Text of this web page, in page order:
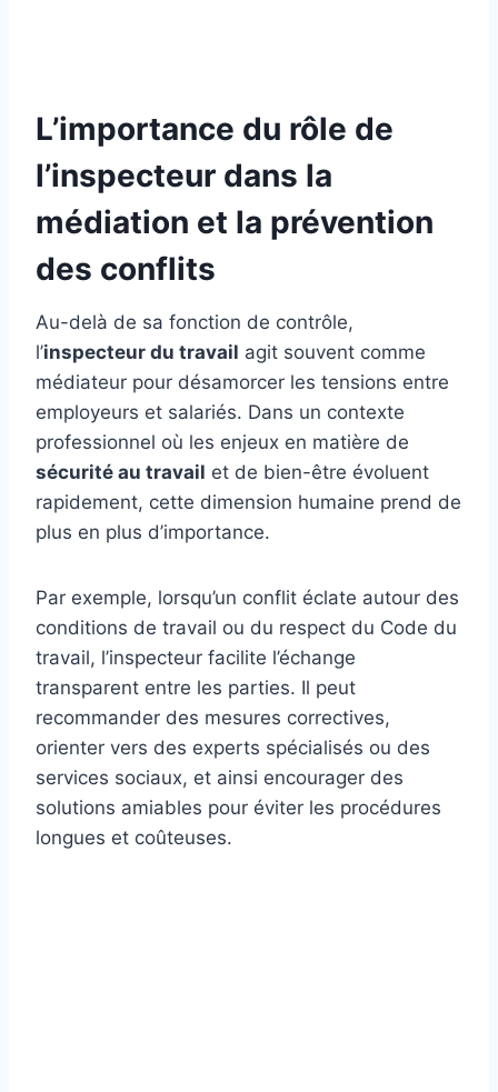
L’importance du rôle de
l’inspecteur dans la
médiation et la prévention
des conflits
Au-delà de sa fonction de contrôle,
l’inspecteur du travail agit souvent comme
médiateur pour désamorcer les tensions entre
employeurs et salariés. Dans un contexte
professionnel où les enjeux en matière de
sécurité au travail et de bien-être évoluent
rapidement, cette dimension humaine prend de
plus en plus d’importance.
Par exemple, lorsqu’un conflit éclate autour des
conditions de travail ou du respect du Code du
travail, l’inspecteur facilite l’échange
transparent entre les parties. Il peut
recommander des mesures correctives,
orienter vers des experts spécialisés ou des
services sociaux, et ainsi encourager des
solutions amiables pour éviter les procédures
longues et coûteuses.